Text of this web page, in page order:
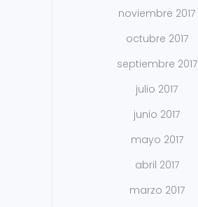
noviembre 2017
octubre 2017
septiembre 2017
julio 2017
junio 2017
mayo 2017
abril 2017
marzo 2017